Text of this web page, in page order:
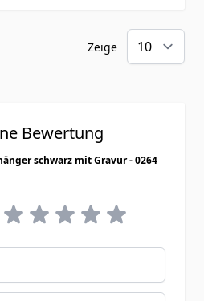
Zeige
Bewertung
schwarz mit Gravur - 0264